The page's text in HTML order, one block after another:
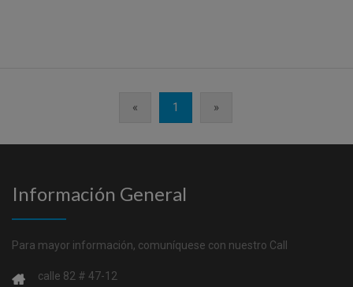
« 1 »
Información General
Para mayor información, comuníquese con nuestro Call
calle 82 # 47-12